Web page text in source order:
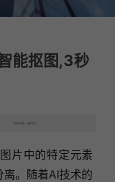
能抠图,3秒
浏览次数：8882次
片中的特定元素
离。随着AI技术的